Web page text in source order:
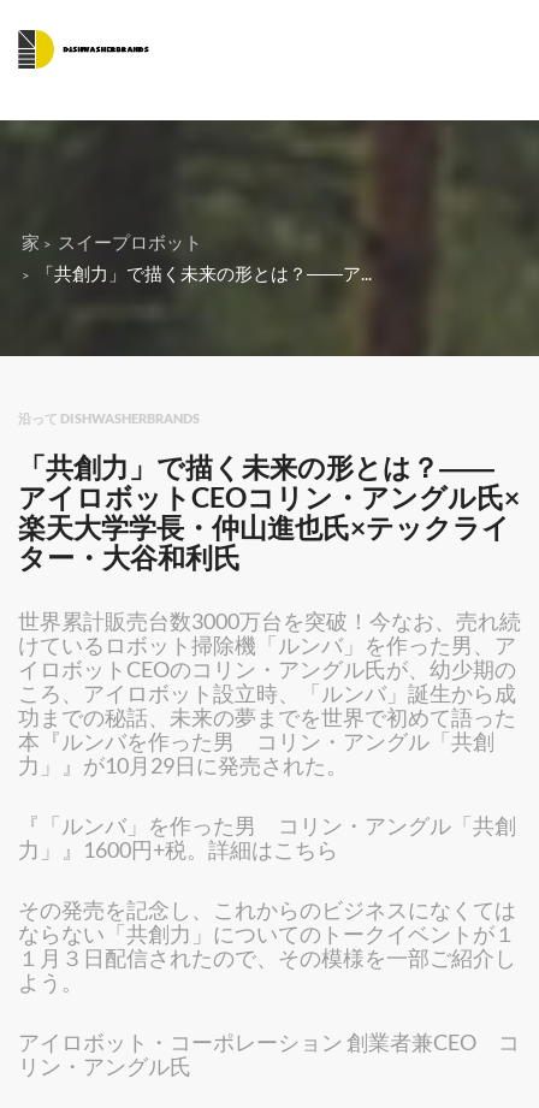
家
スイープロボット
「共創力」で描く未来の形とは？――ア...
沿って DISHWASHERBRANDS
「共創力」で描く未来の形とは？――
アイロボットCEOコリン・アングル氏×
楽天大学学長・仲山進也氏×テックライ
ター・大谷和利氏
世界累計販売台数3000万台を突破！今なお、売れ続
けているロボット掃除機「ルンバ」を作った男、ア
イロボットCEOのコリン・アングル氏が、幼少期の
ころ、アイロボット設立時、「ルンバ」誕生から成
功までの秘話、未来の夢までを世界で初めて語った
本『ルンバを作った男 コリン・アングル「共創
力」』が10月29日に発売された。
『「ルンバ」を作った男 コリン・アングル「共創
力」』1600円+税。詳細はこちら
その発売を記念し、これからのビジネスになくては
ならない「共創力」についてのトークイベントが１
１月３日配信されたので、その模様を一部ご紹介し
よう。
アイロボット・コーポレーション 創業者兼CEO コ
リン・アングル氏